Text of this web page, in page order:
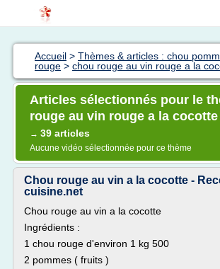
Accueil > Thèmes & articles : chou
rouge > chou rouge au vin rouge a la
Articles sélectionnés pour le
rouge au vin rouge a la
→ 39 articles
Aucune vidéo sélectionnée pour ce thème
Chou rouge au vin a la cocotte -
cuisine.net
Chou rouge au vin a la cocotte
Ingrédients :
1 chou rouge d'environ 1 kg 500
2 pommes ( fruits )